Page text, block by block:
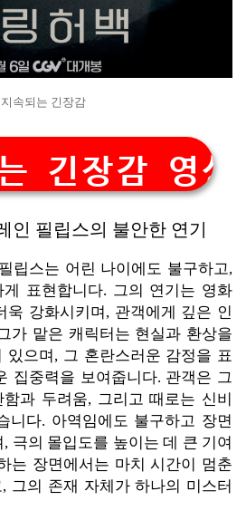
지속되는 긴장감
긴장감 영
인 필립스의 불안한 연기
립스는 어린 나이에도 불구하고,
표현합니다. 그의 연기는 영화
욱 강화시키며, 관객에게 깊은 인
가 맡은 캐릭터는 현실과 환상을
있으며, 그 혼란스러운 감정을 표
집중력을 보여줍니다. 관객은 그
과 두려움, 그리고 때로는 신비
니다. 아역임에도 불구하고 장면
극의 몰입도를 높이는 데 큰 기여
는 장면에서는 마치 시간이 멈춘
그의 존재 자체가 하나의 미스터